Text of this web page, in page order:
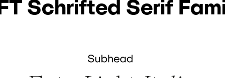
Schrifted Serif